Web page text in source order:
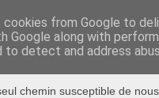
!
chemin susceptible de
cookies from Google to
Google along with
to detect and address